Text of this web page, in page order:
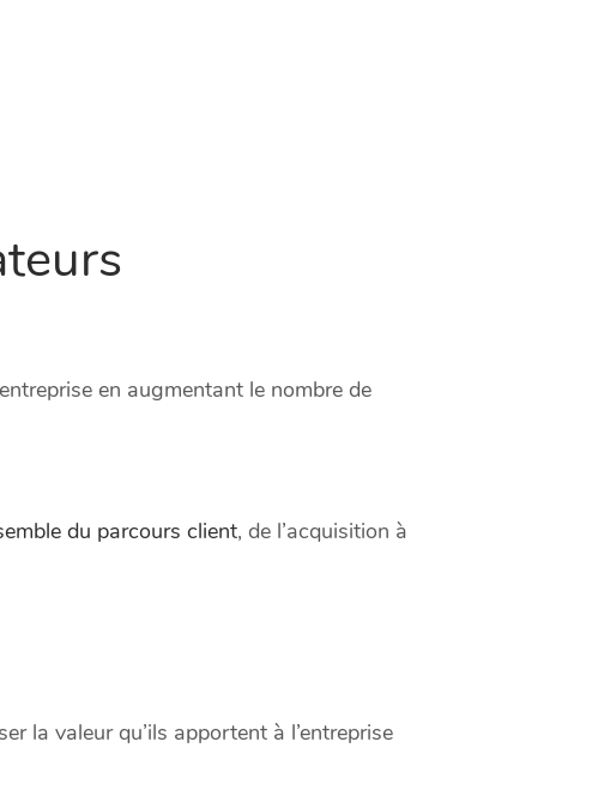
en augmentant le nombre de
du parcours client, de l’acquisition à
la valeur qu’ils apportent à l’entreprise